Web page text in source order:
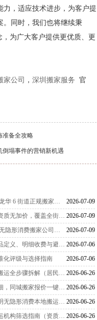
力，适应技术进步，为客户提
。同时，我们也将继续秉
为广大客户提供更优质、更
家公司 ，深圳搬家服务 官
准备全攻略
塌事件的营销新机遇
2026-07-09
2026 深圳龙华区搬家公司综合排行实时更新 龙华 6 街道正规搬家服务商甄选指南
2026-07-09
2026 深圳龙华区靠谱搬家公司排行榜：正规资质无加价，覆盖全街道社区搬家攻略
2026-07-09
深圳龙华民治/大浪/观澜搬家推荐：透明报价无隐形消费搬家公司排行
2026-07-06
2026 深圳搬家公司收费标准全解析：大件物品定义、明细收费与避坑指南
2026-07-06
化评级与选择指南
2026-06-26
深圳搬家公司标准化服务流程完整指南 正规搬运全步骤拆解（居民/企业通用）
2026-06-26
2026深圳搬家公司价格表 各车型收费标准明细，同城搬家报价一键对照
2026-06-26
2026深圳便宜高性价比搬家公司推荐 正规透明无隐形消费本地搬运服务商全对比
2026-06-26
2026深圳搬家公司排名前五 本地合规优质搬运机构筛选指南（资质齐全、无隐形收费）